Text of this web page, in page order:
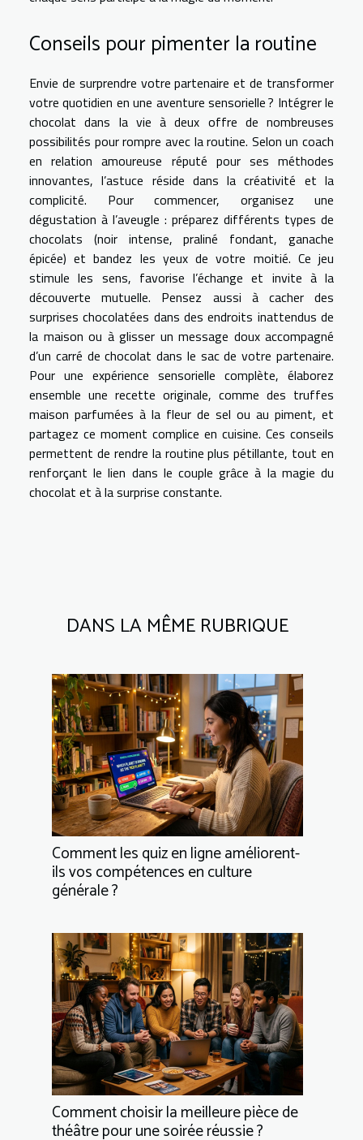
Conseils pour pimenter la routine
Envie de surprendre votre partenaire et de transformer
votre quotidien en une aventure sensorielle ? Intégrer le
chocolat dans la vie à deux offre de nombreuses
possibilités pour rompre avec la routine. Selon un coach
en relation amoureuse réputé pour ses méthodes
innovantes, l’astuce réside dans la créativité et la
complicité. Pour commencer, organisez une
dégustation à l’aveugle : préparez différents types de
chocolats (noir intense, praliné fondant, ganache
épicée) et bandez les yeux de votre moitié. Ce jeu
stimule les sens, favorise l’échange et invite à la
découverte mutuelle. Pensez aussi à cacher des
surprises chocolatées dans des endroits inattendus de
la maison ou à glisser un message doux accompagné
d’un carré de chocolat dans le sac de votre partenaire.
Pour une expérience sensorielle complète, élaborez
ensemble une recette originale, comme des truffes
maison parfumées à la fleur de sel ou au piment, et
partagez ce moment complice en cuisine. Ces conseils
permettent de rendre la routine plus pétillante, tout en
renforçant le lien dans le couple grâce à la magie du
chocolat et à la surprise constante.
DANS LA MÊME RUBRIQUE
Comment les quiz en ligne améliorent-
ils vos compétences en culture
générale ?
Comment choisir la meilleure pièce de
théâtre pour une soirée réussie ?